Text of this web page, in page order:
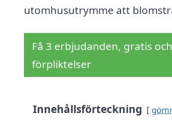
utomhusutrymme att
Få 3 erbjudanden, gratis
förpliktelser
Innehållsförteckning